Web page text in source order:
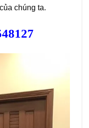
chúng ta.